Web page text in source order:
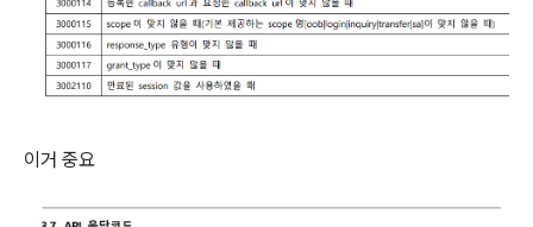
이거 중요